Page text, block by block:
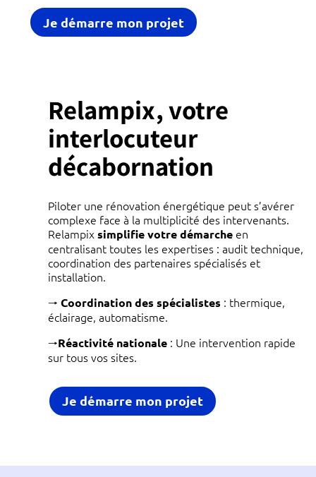
Je démarre mon projet
Relampix, votre
interlocuteur
décabornation
Piloter une rénovation énergétique peut s’avérer
complexe face à la multiplicité des intervenants.
Relampix simplifie votre démarcheen
centralisant toutes les expertises : audit technique,
coordination des partenaires spécialisés et
installation.
🠒 Coordination des spécialistes : thermique,
éclairage, automatisme.
🠒Réactivité nationale: Une intervention rapide
sur tous vos sites.
Je démarre mon projet